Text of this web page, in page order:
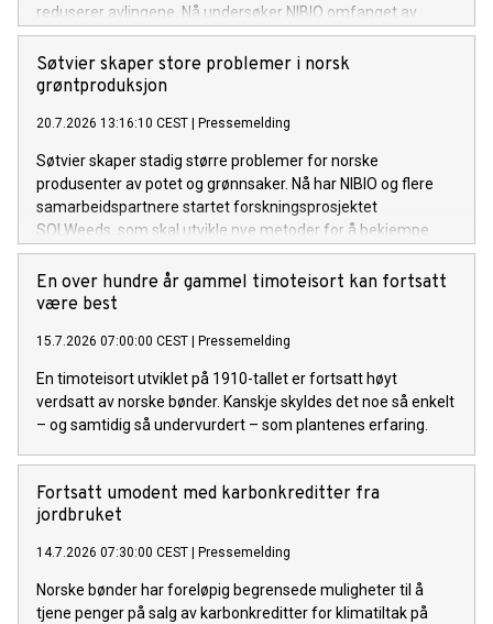
reduserer avlingene. Nå undersøker NIBIO omfanget av
problemet og mulige tiltak.
Søtvier skaper store problemer i norsk
grøntproduksjon
20.7.2026 13:16:10 CEST Pressemelding
Søtvier skaper stadig større problemer for norske
produsenter av potet og grønnsaker. Nå har NIBIO og flere
samarbeidspartnere startet forskningsprosjektet
SOLWeeds, som skal utvikle nye metoder for å bekjempe
ugraset og redusere kostnadene for dyrkerne.
En over hundre år gammel timoteisort kan fortsatt
være best
15.7.2026 07:00:00 CEST Pressemelding
En timoteisort utviklet på 1910-tallet er fortsatt høyt
verdsatt av norske bønder. Kanskje skyldes det noe så enkelt
– og samtidig så undervurdert – som plantenes erfaring.
Fortsatt umodent med karbonkreditter fra
jordbruket
14.7.2026 07:30:00 CEST Pressemelding
Norske bønder har foreløpig begrensede muligheter til å
tjene penger på salg av karbonkreditter for klimatiltak på